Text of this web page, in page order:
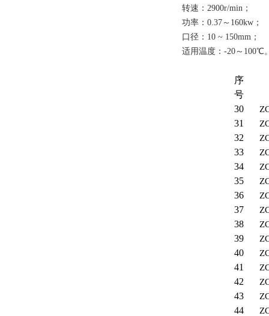
转速：2900r/min；
功率：0.37～160kw；
口径：10 ~ 150mm；
适用温度：-20～100℃
序
号
30
31
32
33
34
35
36
37
38
39
40
41
42
43
44